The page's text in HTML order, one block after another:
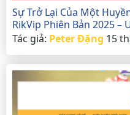
Sự Trở Lại Của Một
RikVip Phiên Bản 2025 –
Tác giả: Peter Đặng 15